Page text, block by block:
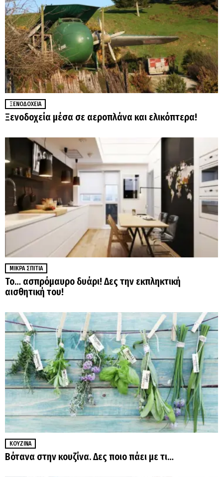
ΞΕΝΟΔΟΧΕΊΑ
Ξενοδοχεία μέσα σε αεροπλάνα και ελικόπτερα!
ΜΙΚΡΆ ΣΠΊΤΙΑ
Το… ασπρόμαυρο δυάρι! Δες την εκπληκτική
αισθητική του!
ΚΟΥΖΊΝΑ
Βότανα στην κουζίνα. Δες ποιο πάει με τι…